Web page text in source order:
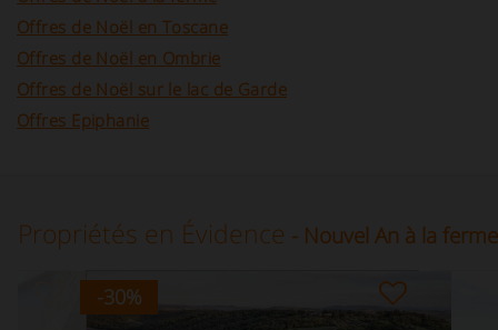
Offres de Noël en Toscane
Offres de Noël en Ombrie
Offres de Noël sur le lac de Garde
Offres Epiphanie
Propriétés en Évidence - Nouvel An à la ferme
-30%